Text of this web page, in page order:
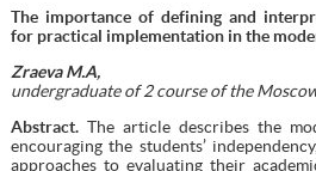
The importance of defining and
for practical implementation in the
Zraeva M.A,
undergraduate of 2 course of the
Abstract.The article describes the
encouraging the students’
approaches to evaluating their